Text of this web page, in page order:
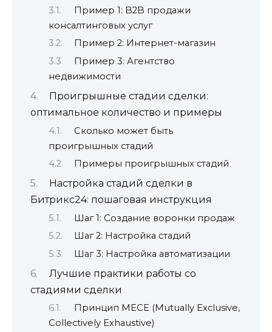
Пример 1: B2B продажи
консалтинговых услуг
Пример 2: Интернет-магазин
Пример 3: Агентство
недвижимости
Проигрышные стадии сделки:
оптимальное количество и примеры
Сколько может быть
проигрышных стадий
Примеры проигрышных стадий
Настройка стадий сделки в
Битрикс24: пошаговая инструкция
Шаг 1: Создание воронки продаж
Шаг 2: Настройка стадий
Шаг 3: Настройка автоматизации
Лучшие практики работы со
стадиями сделки
Принцип MECE (Mutually Exclusive,
Collectively Exhaustive)